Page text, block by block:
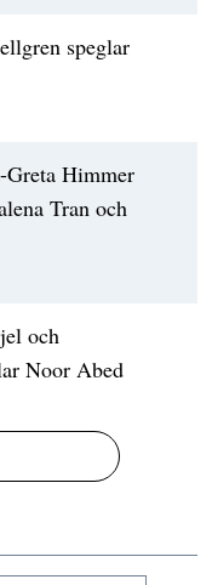
speglar
Greta Himmer
Tran och
och
Noor Abed